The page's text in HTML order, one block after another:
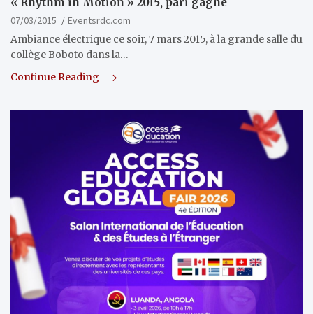
07/03/2015
Eventsrdc.com
Ambiance électrique ce soir, 7 mars 2015, à la grande salle du
collège Boboto dans la…
Continue Reading